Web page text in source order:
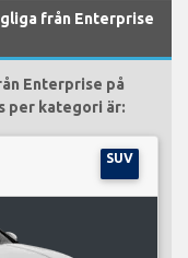
från Enterprise
Enterprise på
per kategori är:
SUV